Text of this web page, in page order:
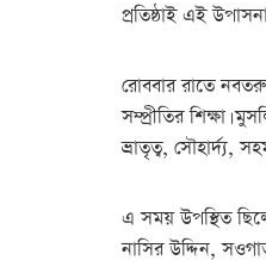
প্রতিষ্ঠাই এই
রোববার রাতে
সম্প্রীতির শিক্ষা।
ভ্রাতৃত্ব, সৌহার্দ্য,
এ সময় উপস্থিত
নাসির উদ্দিন,